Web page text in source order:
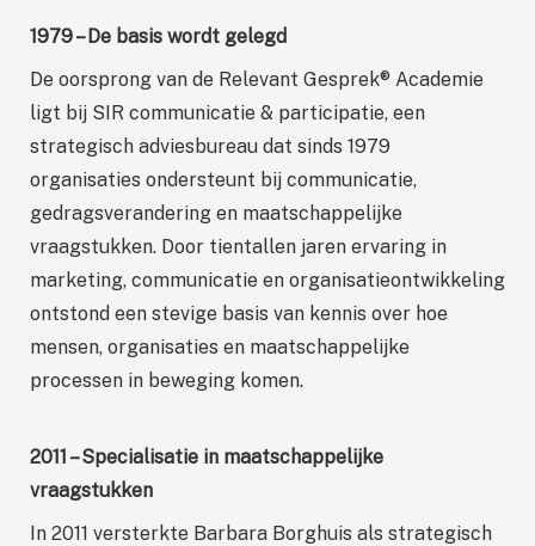
1979 – De basis wordt gelegd
De oorsprong van de Relevant Gesprek® Academie
ligt bij SIR communicatie & participatie, een
strategisch adviesbureau dat sinds 1979
organisaties ondersteunt bij communicatie,
gedragsverandering en maatschappelijke
vraagstukken. Door tientallen jaren ervaring in
marketing, communicatie en organisatieontwikkeling
ontstond een stevige basis van kennis over hoe
mensen, organisaties en maatschappelijke
processen in beweging komen.
2011 – Specialisatie in maatschappelijke
vraagstukken
In 2011 versterkte Barbara Borghuis als strategisch